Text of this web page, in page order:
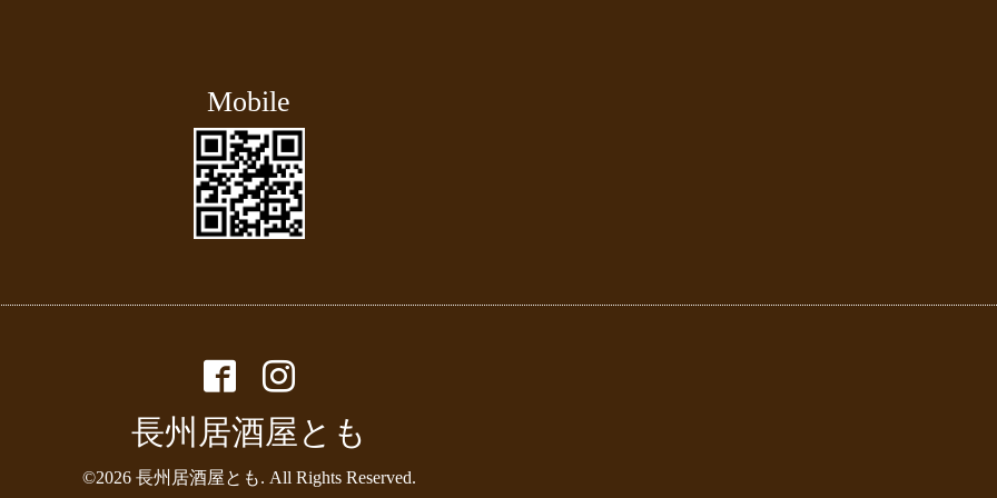
Mobile
長州居酒屋とも
©2026 長州居酒屋とも. All Rights Reserved.